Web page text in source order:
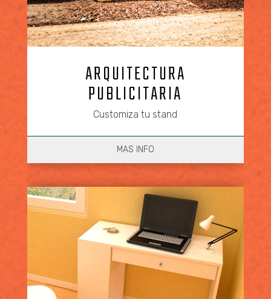
ARQUITECTURA
PUBLICITARIA
Customiza tu stand
MAS INFO